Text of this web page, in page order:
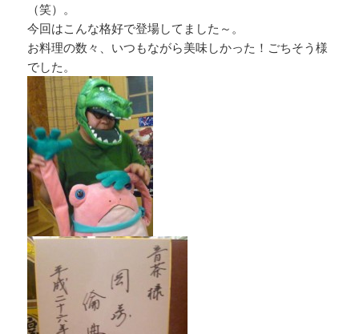
（笑）。
今回はこんな格好で登場してました～。
お料理の数々、いつもながら美味しかった！ごちそう様
でした。